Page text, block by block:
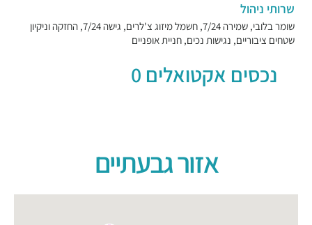
שרותי ניהול
שומר בלובי, שמירה 7/24, חשמל מיזוג צ'לרים, גישה 7/24, החזקה וניקיון
שטחים ציבוריים, נגישות נכים, חניית אופניים
נכסים אקטואלים 0
אזור גבעתיים